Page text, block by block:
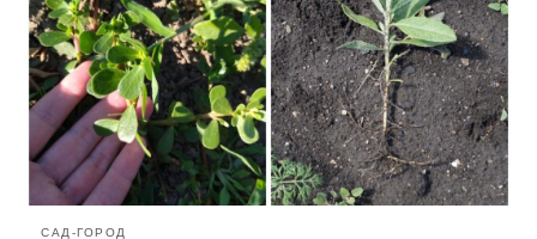
САД-ГОРОД